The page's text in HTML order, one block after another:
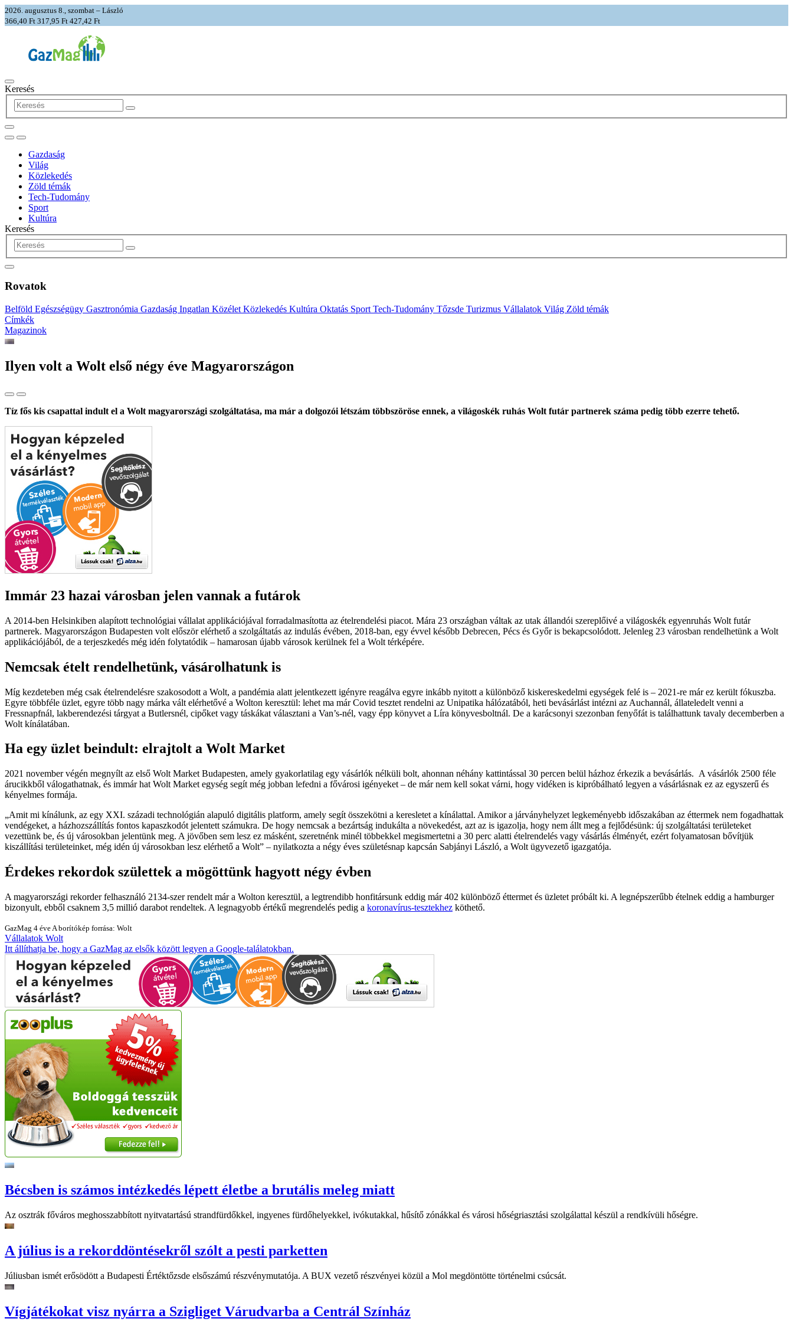
2026. augusztus 8., szombat – László
366,40 Ft 317,95 Ft 427,42 Ft
Keresés
Gazdaság
Világ
Közlekedés
Zöld témák
Tech-Tudomány
Sport
Kultúra
Keresés
Rovatok
Belföld Egészségügy Gasztronómia Gazdaság Ingatlan Közélet Közlekedés Kultúra Oktatás Sport Tech-Tudomány Tőzsde Turizmus Vállalatok Világ Zöld témák
Címkék
Magazinok
Ilyen volt a Wolt első négy éve Magyarországon
Tíz fős kis csapattal indult el a Wolt magyarországi szolgáltatása, ma már a dolgozói létszám többszöröse ennek, a világoskék ruhás Wolt futár partnerek száma pedig több ezerre tehető.
Immár 23 hazai városban jelen vannak a futárok
A 2014-ben Helsinkiben alapított technológiai vállalat applikációjával forradalmasította az ételrendelési piacot. Mára 23 országban váltak az utak állandói szereplőivé a világoskék egyenruhás Wolt futár
partnerek. Magyarországon Budapesten volt először elérhető a szolgáltatás az indulás évében, 2018-ban, egy évvel később Debrecen, Pécs és Győr is bekapcsolódott. Jelenleg 23 városban rendelhetünk a Wolt
applikációjából, de a terjeszkedés még idén folytatódik – hamarosan újabb városok kerülnek fel a Wolt térképére.
Nemcsak ételt rendelhetünk, vásárolhatunk is
Míg kezdeteben még csak ételrendelésre szakosodott a Wolt, a pandémia alatt jelentkezett igényre reagálva egyre inkább nyitott a különböző kiskereskedelmi egységek felé is – 2021-re már ez került fókuszba.
Egyre többféle üzlet, egyre több nagy márka vált elérhetővé a Wolton keresztül: lehet ma már Covid tesztet rendelni az Unipatika hálózatából, heti bevásárlást intézni az Auchannál, állateledelt venni a
Fressnapfnál, lakberendezési tárgyat a Butlersnél, cipőket vagy táskákat választani a Van’s-nél, vagy épp könyvet a Líra könyvesboltnál. De a karácsonyi szezonban fenyőfát is találhattunk tavaly decemberben a
Wolt kínálatában.
Ha egy üzlet beindult: elrajtolt a Wolt Market
2021 november végén megnyílt az első Wolt Market Budapesten, amely gyakorlatilag egy vásárlók nélküli bolt, ahonnan néhány kattintással 30 percen belül házhoz érkezik a bevásárlás. A vásárlók 2500 féle
árucikkből válogathatnak, és immár hat Wolt Market egység segít még jobban lefedni a fővárosi igényeket – de már nem kell sokat várni, hogy vidéken is kipróbálható legyen a vásárlásnak ez az egyszerű és
kényelmes formája.
Amit mi kínálunk, az egy XXI. századi technológián alapuló digitális platform, amely segít összekötni a keresletet a kínálattal. Amikor a járványhelyzet legkeményebb időszakában az éttermek nem fogadhattak
vendégeket, a házhozszállítás fontos kapaszkodót jelentett számukra. De hogy nemcsak a bezártság indukálta a növekedést, azt az is igazolja, hogy nem állt meg a fejlődésünk: új szolgáltatási területeket
vezettünk be, és új városokban jelentünk meg. A jövőben sem lesz ez másként, szeretnénk minél többekkel megismertetni a 30 perc alatti ételrendelés vagy vásárlás élményét, ezért folyamatosan bővítjük
kiszállítási területeinket, még idén új városokban lesz elérhető a Wolt
– nyilatkozta a négy éves születésnap kapcsán Sabjányi László, a Wolt ügyvezető igazgatója.
Érdekes rekordok születtek a mögöttünk hagyott négy évben
A magyarországi rekorder felhasználó 2134-szer rendelt már a Wolton keresztül, a legtrendibb honfitársunk eddig már 402 különböző éttermet és üzletet próbált ki. A legnépszerűbb ételnek eddig a hamburger
bizonyult, ebből csaknem 3,5 millió darabot rendeltek. A legnagyobb értékű megrendelés pedig a koronavírus-tesztekhez köthető.
GazMag 4 éveA borítókép forrása: Wolt
Vállalatok Wolt
Itt állíthatja be, hogy a GazMag az elsők között legyen a Google-találatokban.
Bécsben is számos intézkedés lépett életbe a brutális meleg miatt
Az osztrák főváros meghosszabbított nyitvatartású strandfürdőkkel, ingyenes fürdőhelyekkel, ivókutakkal, hűsítő zónákkal és városi hőségriasztási szolgálattal készül a rendkívüli hőségre.
A július is a rekorddöntésekről szólt a pesti parketten
Júliusban ismét erősödött a Budapesti Értéktőzsde elsőszámú részvénymutatója. A BUX vezető részvényei közül a Mol megdöntötte történelmi csúcsát.
Vígjátékokat visz nyárra a Szigliget Várudvarba a Centrál Színház